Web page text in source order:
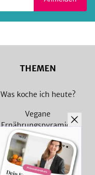
THEMEN
Was koche ich heute?
Vegane
Ernährungspyramide
Vegane Rezepte
Vegetarische Rezepte